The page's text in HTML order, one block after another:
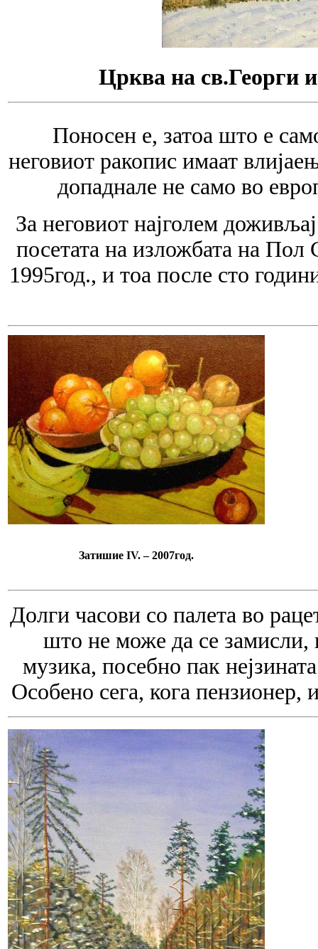
Црква на св.Георги
Поносен е, затоа што е
неговиот ракопис имаат
допаднале не само во
За неговиот најголем
посетата на изложбата на
1995год., и тоа после сто
Затишие IV. – 2007год.
Долги часови со палета во
што не може да се замисли,
музика, посебно пак
Особено сега, кога пензионер,